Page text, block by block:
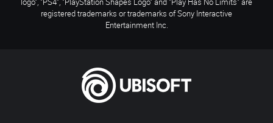
registered trademarks or trademarks of Sony Interactive
Entertainment Inc.